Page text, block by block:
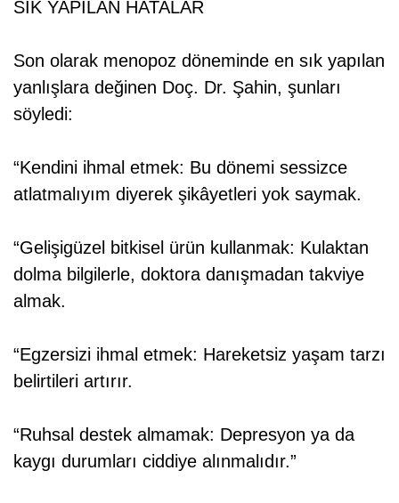
SIK YAPILAN HATALAR
Son olarak menopoz döneminde en sık yapılan
yanlışlara değinen Doç. Dr. Şahin, şunları
söyledi:
“Kendini ihmal etmek: Bu dönemi sessizce
atlatmalıyım diyerek şikâyetleri yok saymak.
“Gelişigüzel bitkisel ürün kullanmak: Kulaktan
dolma bilgilerle, doktora danışmadan takviye
almak.
“Egzersizi ihmal etmek: Hareketsiz yaşam tarzı
belirtileri artırır.
“Ruhsal destek almamak: Depresyon ya da
kaygı durumları ciddiye alınmalıdır.”